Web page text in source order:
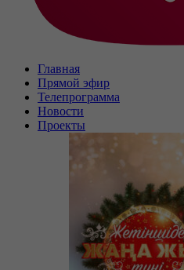
Главная
Прямой эфир
Телепрограмма
Новости
Проекты